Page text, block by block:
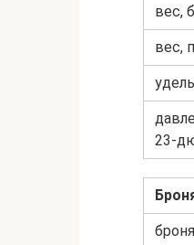
вес,
вес,
23-
броня